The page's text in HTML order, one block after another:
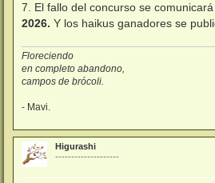
7. El fallo del concurso se
2026. Y los haikus ganadores se
Floreciendo
en completo abandono,
campos de brócoli.
- Mavi.
Higurashi
--------------------